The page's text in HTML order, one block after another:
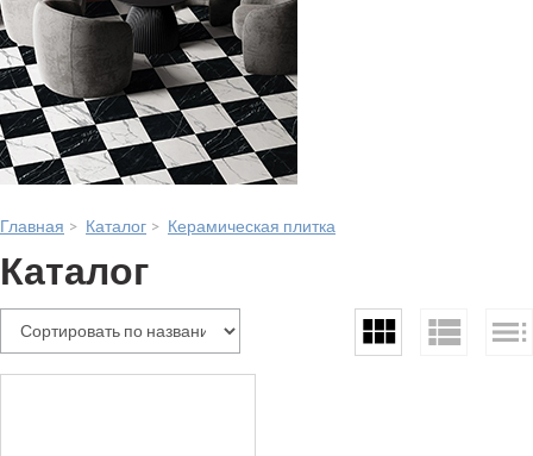
Главная > Каталог > Керамическая плитка
Каталог